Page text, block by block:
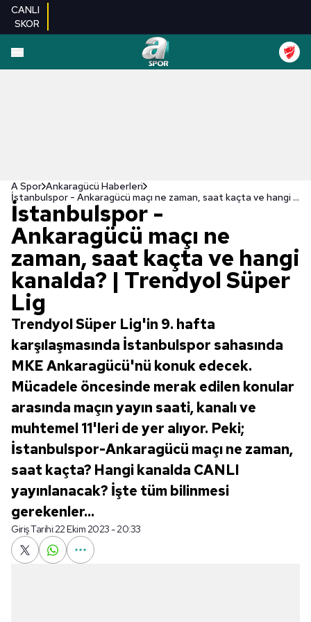
CANLI
SKOR
A Spor Ankaragücü Haberleri
İstanbulspor - Ankaragücü maçı ne zaman, saat kaçta ve hangi kanalda? | Trendyol Süper Lig
İstanbulspor -
Ankaragücü maçı ne
zaman, saat kaçta ve hangi
kanalda? | Trendyol Süper
Lig
Trendyol Süper Lig'in 9. hafta
karşılaşmasında İstanbulspor sahasında
MKE Ankaragücü'nü konuk edecek.
Mücadele öncesinde merak edilen konular
arasında maçın yayın saati, kanalı ve
muhtemel 11'leri de yer alıyor. Peki;
İstanbulspor-Ankaragücü maçı ne zaman,
saat kaçta? Hangi kanalda CANLI
yayınlanacak? İşte tüm bilinmesi
gerekenler...
Giriş Tarihi:22 Ekim 2023 - 20:33